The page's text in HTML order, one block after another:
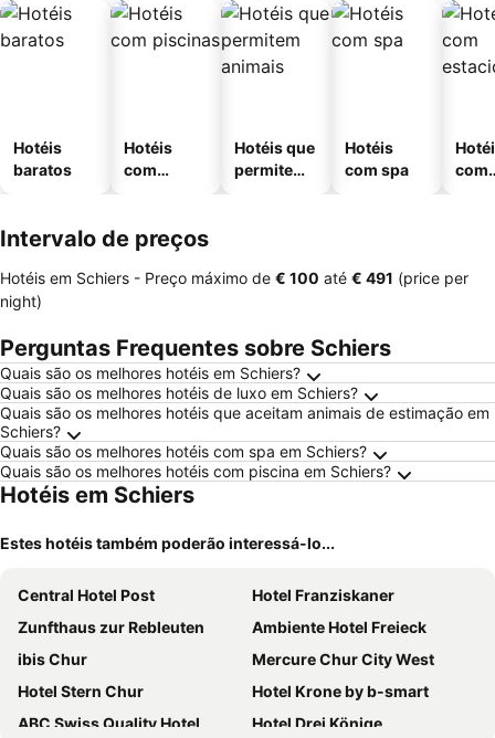
Hotéis
baratos
Hotéis
com
Hotéis que
permitem
Hotéis
com spa
com
Intervalo de preços
Hotéis em Schiers - Preço máximo de ‎€ 100 até ‎€ 491 (price per
night)
Perguntas Frequentes sobre Schiers
Quais são os melhores hotéis em Schiers?
Quais são os melhores hotéis de luxo em Schiers?
Quais são os melhores hotéis que aceitam animais de estimação em
Schiers?
Quais são os melhores hotéis com spa em Schiers?
Quais são os melhores hotéis com piscina em Schiers?
Hotéis em Schiers
Estes hotéis também poderão interessá-lo...
Central Hotel Post
Hotel Franziskaner
Zunfthaus zur Rebleuten
Ambiente Hotel Freieck
ibis Chur
Mercure Chur City West
Hotel Stern Chur
Hotel Krone by b-smart
ABC Swiss Quality Hotel
Hotel Drei Könige